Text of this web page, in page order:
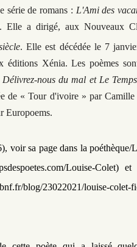
série de romans : L'Ami des
. Elle a dirigé, aux Nouveaux
. Elle est décédée le 7
éditions Xénia. Les poèmes
nous du mal et Le
de « Tour d'ivoire » par
Europoems.
voir sa page dans la poéthèque/
Louise-Colet)
blog/23022021/louise-colet-